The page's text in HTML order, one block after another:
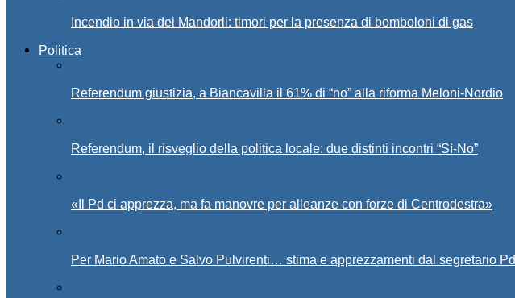
Incendio in via dei Mandorli: timori per la presenza di bomboloni di gas
Politica
Referendum giustizia, a Biancavilla il 61% di “no” alla riforma Meloni-Nordio
Referendum, il risveglio della politica locale: due distinti incontri “Sì-No”
«Il Pd ci apprezza, ma fa manovre per alleanze con forze di Centrodestra»
Per Mario Amato e Salvo Pulvirenti… stima e apprezzamenti dal segretario Pd